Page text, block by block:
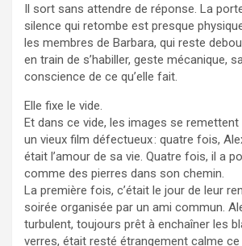
Il sort sans attendre de réponse. La
silence qui retombe est presque
les membres de Barbara, qui reste
en train de s’habiller, geste mécanique,
conscience de ce qu’elle fait.
Elle fixe le vide.
Et dans ce vide, les images se
un vieux film défectueux : quatre fois,
était l’amour de sa vie. Quatre fois, il a
comme des pierres dans son chemin.
La première fois, c’était le jour de leur
soirée organisée par un ami commun.
turbulent, toujours prêt à enchaîner les
verres, était resté étrangement calme ce